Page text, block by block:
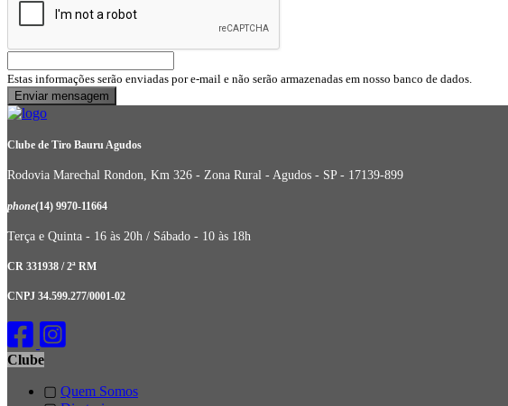
Estas informações serão enviadas por e-mail e não serão armazenadas em nosso banco de dados.
Clube de Tiro Bauru Agudos
Rodovia Marechal Rondon, Km 326 - Zona Rural - Agudos - SP - 17139-899
phone(14) 9970-11664
Terça e Quinta - 16 às 20h / Sábado - 10 às 18h
CR 331938 / 2ª RM
CNPJ 34.599.277/0001-02
Clube
▢ Quem Somos